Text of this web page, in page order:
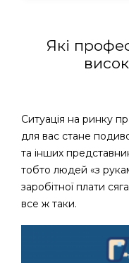
Які
Ситуація на ринку
для вас стане
та інших
тобто людей «з
заробітної плати
все ж таки.